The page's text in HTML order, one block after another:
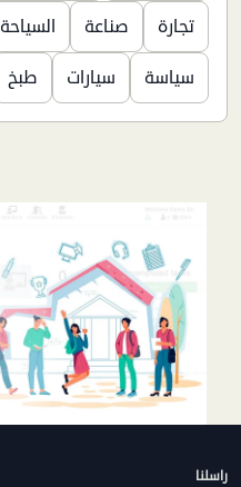
تجارة صناعة السياحة
سياسة سيارات طبخ
راسلنا